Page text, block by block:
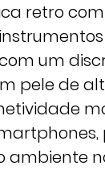
retro
um
pele de
ambiente